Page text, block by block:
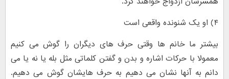
۴) او یک شنونده واقعی است
بیشتر ما خانم ها وقتی حرف های دیگران را گوش می کنیم
معمولا با حرکات اشاره و بدن و گفتن کلماتی مثل بله یا نه یا می
دانم به آنها نشان می دهیم به حرف هایشان گوش می دهیم.